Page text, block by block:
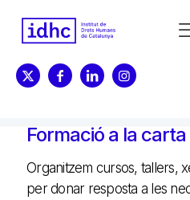
Formació a la carta
Organitzem cursos, tallers,
per donar resposta a les